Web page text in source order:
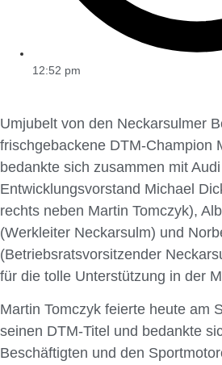
12:52 pm
Umjubelt von den Neckarsulmer
frischgebackene DTM-Champion
bedankte sich zusammen mit Audi
Entwicklungsvorstand Michael
rechts neben Martin Tomczyk),
(Werkleiter Neckarsulm) und
(Betriebsratsvorsitzender
für die tolle Unterstützung in der
Martin Tomczyk feierte heute am
seinen DTM-Titel und bedankte
Beschäftigten und den